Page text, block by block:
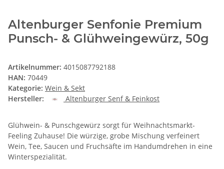
Altenburger Senfonie Premium
Punsch- & Glühweingewürz, 50g
Artikelnummer: 4015087792188
HAN: 70449
Kategorie: Wein & Sekt
Hersteller:
Altenburger Senf & Feinkost
Glühwein- & Punschgewürz sorgt für Weihnachtsmarkt-
Feeling Zuhause! Die würzige, grobe Mischung verfeinert
Wein, Tee, Saucen und Fruchsäfte im Handumdrehen in eine
Winterspezialität.